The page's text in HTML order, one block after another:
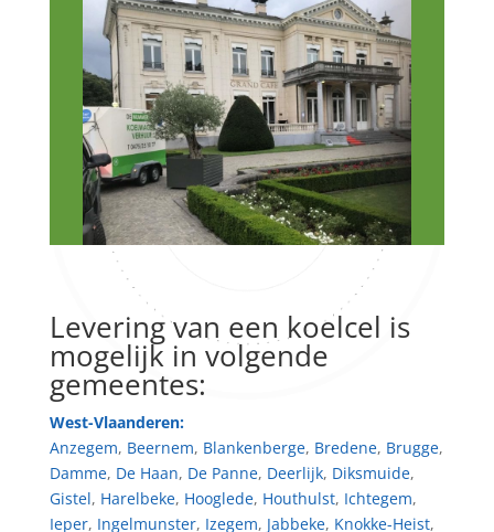
Levering van een koelcel is
mogelijk in volgende
gemeentes:
West-Vlaanderen:
Anzegem, Beernem, Blankenberge, Bredene, Brugge,
Damme, De Haan, De Panne, Deerlijk, Diksmuide,
Gistel, Harelbeke, Hooglede, Houthulst, Ichtegem,
Ieper, Ingelmunster, Izegem, Jabbeke, Knokke-Heist,